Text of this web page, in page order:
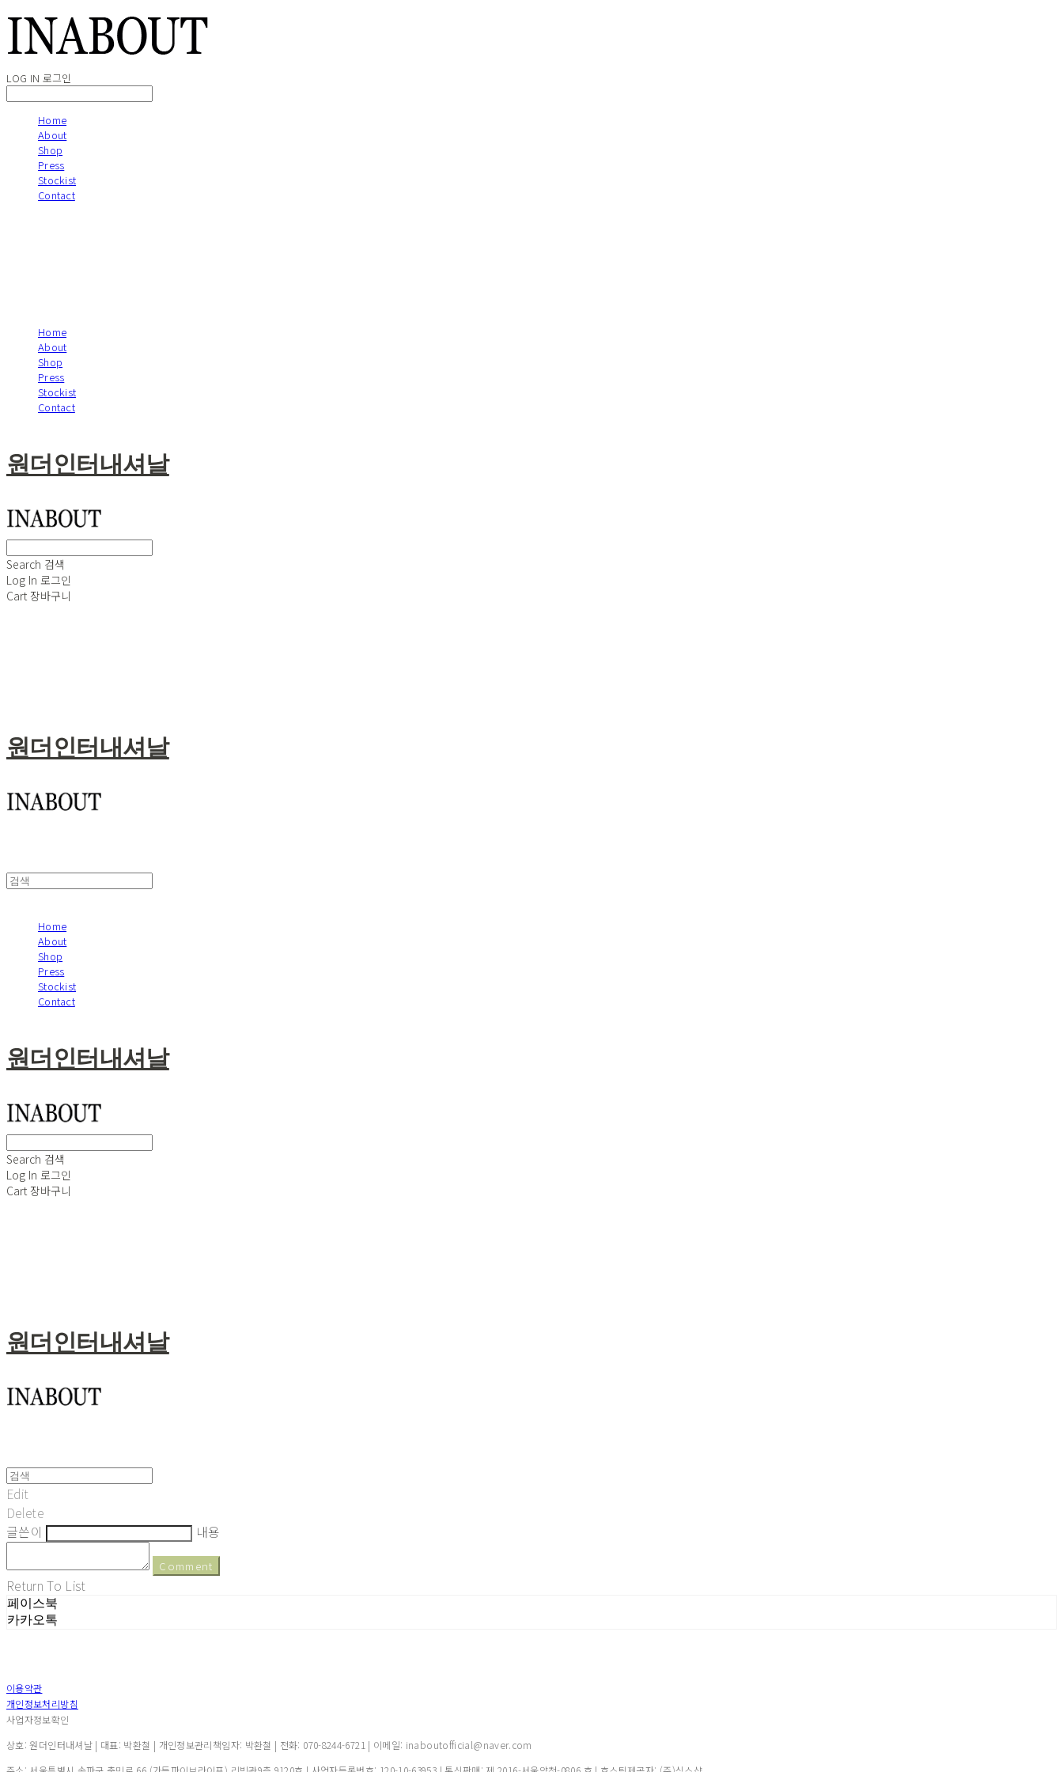
LOG IN 로그인
Home
About
Shop
Press
Stockist
Contact
Home
About
Shop
Press
Stockist
Contact
원더인터내셔날
Search 검색
Log In 로그인
Cart 장바구니
원더인터내셔날
Home
About
Shop
Press
Stockist
Contact
원더인터내셔날
Search 검색
Log In 로그인
Cart 장바구니
원더인터내셔날
Edit
Delete
글쓴이
내용
Comment
Return To List
페이스북
카카오톡
이용약관
개인정보처리방침
사업자정보확인
상호: 원더인터내셔날 | 대표: 박환철 | 개인정보관리책임자: 박환철 | 전화: 070-8244-6721 | 이메일: inaboutofficial@naver.com